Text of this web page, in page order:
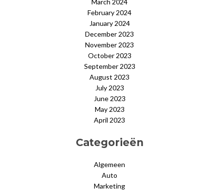
March 2024
February 2024
January 2024
December 2023
November 2023
October 2023
September 2023
August 2023
July 2023
June 2023
May 2023
April 2023
Categorieën
Algemeen
Auto
Marketing